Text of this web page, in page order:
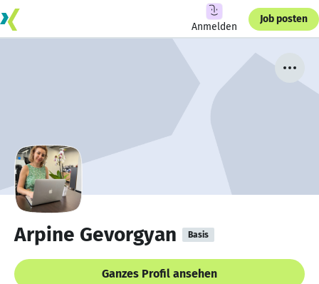
Anmelden
Job posten
Arpine Gevorgyan Basis
Ganzes Profil ansehen